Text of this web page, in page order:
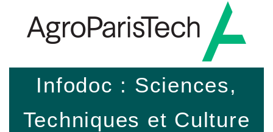
Infodoc : Sciences,
Techniques et Culture